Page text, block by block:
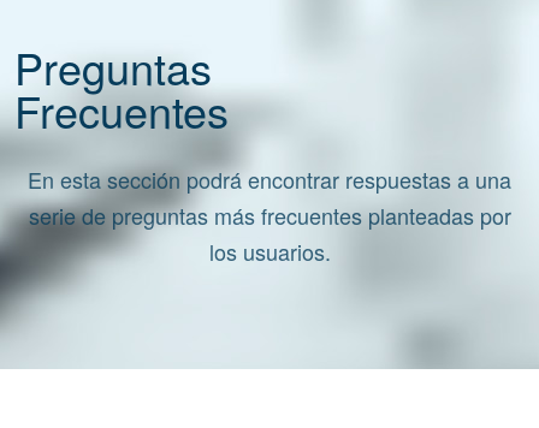
Preguntas
Frecuentes
En esta sección podrá encontrar respuestas a una
serie de preguntas más frecuentes planteadas por
los usuarios.